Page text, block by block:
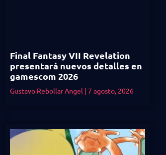
Final Fantasy VII Revelation
presentará nuevos detalles en
gamescom 2026
Gustavo Rebollar Angel 7 agosto, 2026